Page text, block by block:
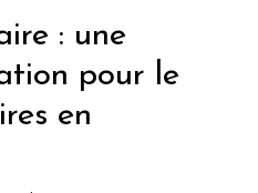
: une
pour le
en